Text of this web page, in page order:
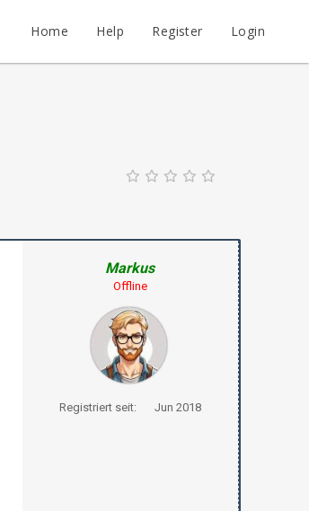
Home Help Register Login
Markus
Offline
Registriert seit: Jun 2018